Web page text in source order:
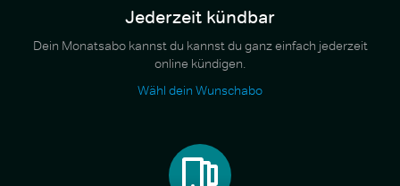
Jederzeit kündbar
Dein Monatsabo kannst du kannst du ganz einfach jederzeit
online kündigen.
Wähl dein Wunschabo